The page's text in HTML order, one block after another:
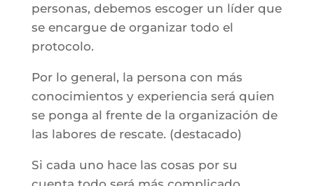
personas, debemos escoger un líder que
se encargue de organizar todo el
protocolo.
Por lo general, la persona con más
conocimientos y experiencia será quien
se ponga al frente de la organización de
las labores de rescate. (destacado)
Si cada uno hace las cosas por su